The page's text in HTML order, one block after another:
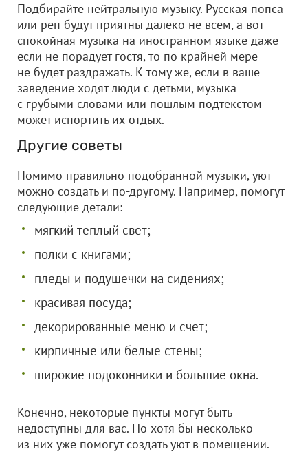
Подбирайте нейтральную музыку. Русская попса
или реп будут приятны далеко не всем, а вот
спокойная музыка на иностранном языке даже
если не порадует гостя, то по крайней мере
не будет раздражать. К тому же, если в ваше
заведение ходят люди с детьми, музыка
с грубыми словами или пошлым подтекстом
может испортить их отдых.
Другие советы
Помимо правильно подобранной музыки, уют
можно создать и по-другому. Например, помогут
следующие детали:
мягкий теплый свет;
полки с книгами;
пледы и подушечки на сидениях;
красивая посуда;
декорированные меню и счет;
кирпичные или белые стены;
широкие подоконники и большие окна.
Конечно, некоторые пункты могут быть
недоступны для вас. Но хотя бы несколько
из них уже помогут создать уют в помещении.